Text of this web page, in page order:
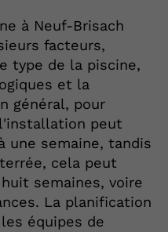
à Neuf-Brisach
facteurs,
type de la piscine,
et la
général, pour
peut
une semaine, tandis
cela peut
semaines, voire
La planification
équipes de